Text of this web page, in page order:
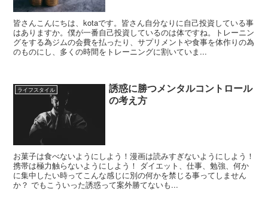
皆さんこんにちは、kotaです。皆さん自分なりに自己投資している事
はありますか。僕が一番自己投資しているのは体ですね。トレーニン
グをする為ジムの会費を払ったり、サプリメントや食事を体作りの為
のものにし、多くの時間をトレーニングに割いていま...
ライフスタイル
誘惑に勝つメンタルコントロール
の考え方
お菓子は食べないようにしよう！漫画は読みすぎないようにしよう！
携帯は極力触らないようにしよう！ ダイエット、仕事、勉強、何か
に集中したい時ってこんな感じに別の何かを禁じる事ってしません
か？ でもこういった誘惑って案外勝てないも...